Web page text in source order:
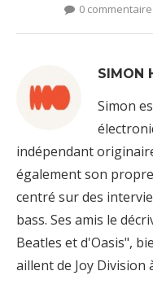
0
SIMON
Simon
indépendant
également son
centré sur des
bass. Ses amis le
Beatles et d'Oasis",
aillent de Joy Division